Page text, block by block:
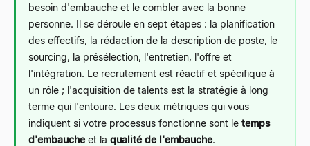
besoin d'embauche et le combler avec la bonne
personne. Il se déroule en sept étapes : la planification
des effectifs, la rédaction de la description de poste, le
sourcing, la présélection, l'entretien, l'offre et
l'intégration. Le recrutement est réactif et spécifique à
un rôle ; l'acquisition de talents est la stratégie à long
terme qui l'entoure. Les deux métriques qui vous
indiquent si votre processus fonctionne sont le temps
d'embaucheet la qualité de l'embauche.